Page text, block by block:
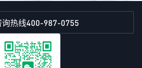
热线400-987-0755